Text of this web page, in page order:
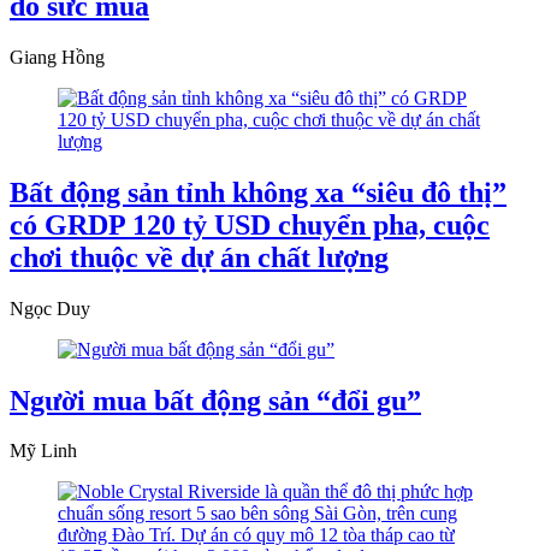
Giang Hồng
Bất động sản tỉnh không xa “siêu đô thị”
có GRDP 120 tỷ USD chuyển pha, cuộc
chơi thuộc về dự án chất lượng
Ngọc Duy
Người mua bất động sản “đổi gu”
Mỹ Linh